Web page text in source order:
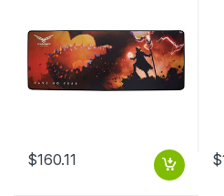
$160.11 $